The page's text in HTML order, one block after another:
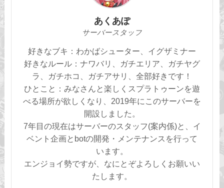
あくあぽ
サーバースタッフ
好きなブキ：わかばシューター、イグザミナー
好きなルール：ナワバリ、ガチエリア、ガチヤグ
ラ、ガチホコ、ガチアサリ、全部好きです！
ひとこと：みなさんと楽しくスプラトゥーンを遊
べる場所が欲しくなり、2019年にこのサーバーを
開設しました。
7年目の現在はサーバーのスタッフ(案内係)と、イ
ベント企画とbotの開発・メンテナンスを行って
います。
エンジョイ勢ですが、なにとぞよろしくお願いい
たします。